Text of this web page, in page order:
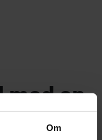
Om
med en